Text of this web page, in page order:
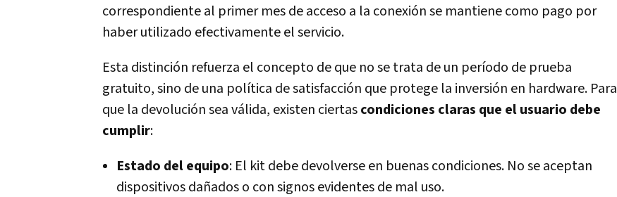
correspondiente al primer mes de acceso a la conexión se mantiene como pago por
haber utilizado efectivamente el servicio.
Esta distinción refuerza el concepto de que no se trata de un período de prueba
gratuito, sino de una política de satisfacción que protege la inversión en hardware. Para
que la devolución sea válida, existen ciertascondiciones claras que el usuario debe
cumplir:
Estado del equipo: El kit debe devolverse en buenas condiciones. No se aceptan
dispositivos dañados o con signos evidentes de mal uso.